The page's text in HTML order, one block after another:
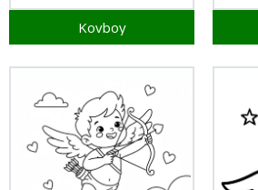
Kovboy